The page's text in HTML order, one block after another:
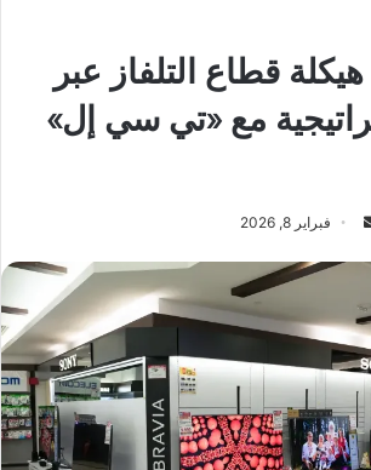
قطاع التلفاز عبر
مع «تي سي إل»
أرسل فبراير 8, 2026